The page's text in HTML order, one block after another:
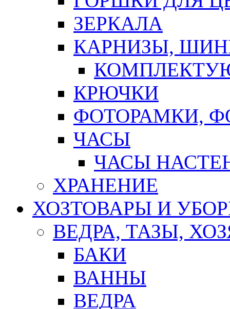
ЗЕРКАЛА
КАРНИЗЫ,
КРЮЧКИ
ФОТОРАМКИ,
ЧАСЫ
ЧАСЫ
ХРАНЕНИЕ
ХОЗТОВАРЫ И
ВЕДРА, ТАЗЫ,
БАКИ
ВАННЫ
ВЕДРА